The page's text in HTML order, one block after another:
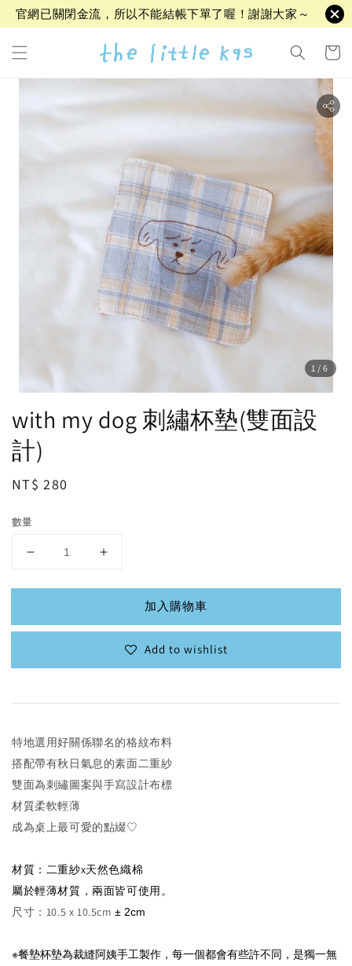
官網已關閉金流，所以不能結帳下單了喔！謝謝大家～
1 /6
with my dog 刺繡杯墊(雙面設
計)
Regular
NT$ 280
數量
加入購物車
Add to wishlist
特地選用好關係聯名的格紋布料
搭配帶有秋日氣息的素面二重紗
雙面為刺繡圖案與手寫設計布標
材質柔軟輕薄
成為桌上最可愛的點綴♡
材質：二重紗x天然色織棉
屬於輕薄材質，兩面皆可使用。
尺寸：10.5 x 10.5cm± 2cm
※餐墊杯墊為裁縫阿姨手工製作，每一個都會有些許不同，是獨一無